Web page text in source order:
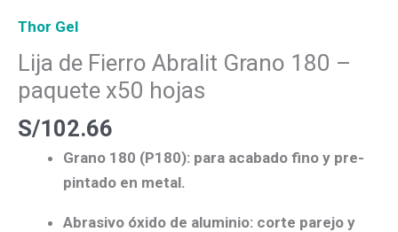
Thor Gel
Lija de Fierro Abralit Grano 180 –
paquete x50 hojas
S/102.66
Grano 180 (P180): para acabado fino y pre-
pintado en metal.
Abrasivo óxido de aluminio: corte parejo y
180
paquete
hojas
cantidad